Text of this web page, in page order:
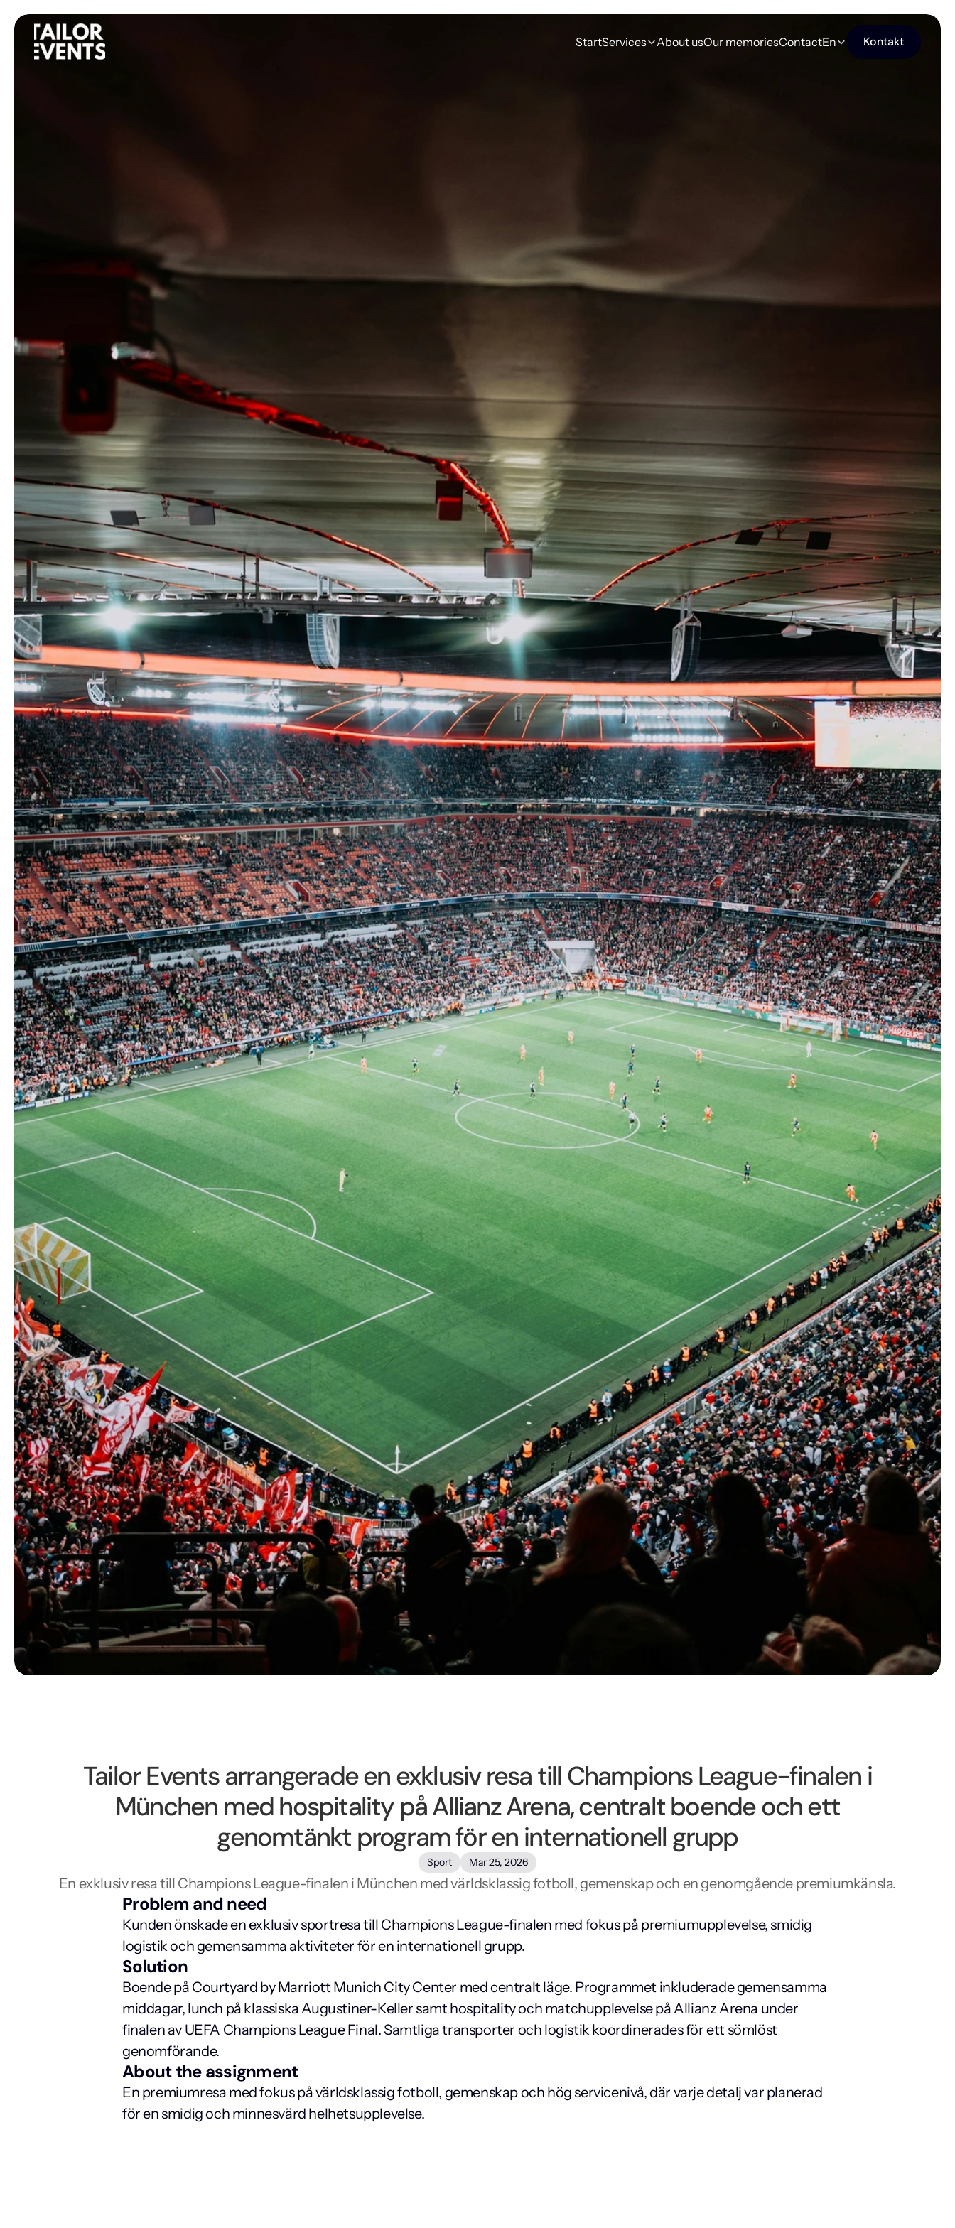
StartServices About usOur memoriesContactEn Kontakt
ChampionsLeague-finaliMünchen
medpremiumupplevelse
Tailor Events arrangerade en exklusiv resa till Champions League-finalen i
München med hospitality på Allianz Arena, centralt boende och ett
genomtänkt program för en internationell grupp
Sport Mar 25, 2026
En exklusiv resa till Champions League-finalen i München med världsklassig fotboll, gemenskap och en genomgående premiumkänsla.
Problem and need
Kunden önskade en exklusiv sportresa till Champions League-finalen med fokus på premiumupplevelse, smidig
logistik och gemensamma aktiviteter för en internationell grupp.
Solution
Boende på Courtyard by Marriott Munich City Center med centralt läge. Programmet inkluderade gemensamma
middagar, lunch på klassiska Augustiner-Keller samt hospitality och matchupplevelse på Allianz Arena under
finalen av UEFA Champions League Final. Samtliga transporter och logistik koordinerades för ett sömlöst
genomförande.
About the assignment
En premiumresa med fokus på världsklassig fotboll, gemenskap och hög servicenivå, där varje detalj var planerad
för en smidig och minnesvärd helhetsupplevelse.